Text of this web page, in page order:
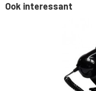
Ook interessant